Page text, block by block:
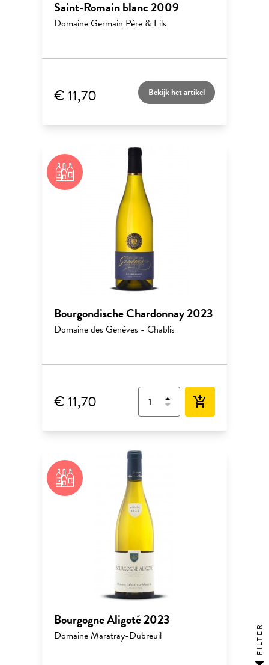
Saint-Romain blanc 2009
Domaine Germain Père & Fils
€ 11,70 Bekijk het artikel
Bourgondische Chardonnay 2023
Domaine des Genèves - Chablis
€ 11,70 add_shopping_cart
Bourgogne Aligoté 2023
Domaine Maratray-Dubreuil FILTER